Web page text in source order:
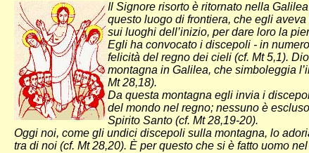
Il Signore risorto è ritornato nella
questo luogo di frontiera, che egli
sui luoghi dell’inizio, per dare loro la
Egli ha convocato i discepoli - in
felicità del regno dei cieli (cf. Mt 5,1).
montagna in Galilea, che simboleggia
Mt 28,18).
Da questa montagna egli invia i
del mondo nel regno; nessuno è
Spirito Santo (cf. Mt 28,19-20).
Oggi noi, come gli undici discepoli sulla montagna, lo
tra di noi (cf. Mt 28,20). È per questo che si è fatto uomo